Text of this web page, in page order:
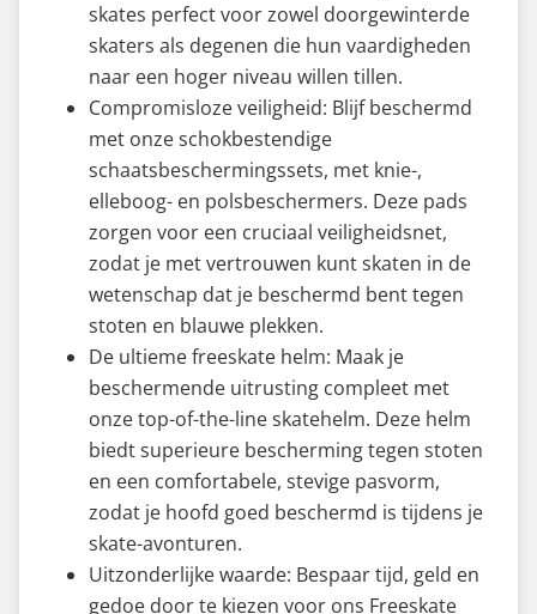
skates perfect voor zowel doorgewinterde
skaters als degenen die hun vaardigheden
naar een hoger niveau willen tillen.
Compromisloze veiligheid: Blijf beschermd
met onze schokbestendige
schaatsbeschermingssets, met knie-,
elleboog- en polsbeschermers. Deze pads
zorgen voor een cruciaal veiligheidsnet,
zodat je met vertrouwen kunt skaten in de
wetenschap dat je beschermd bent tegen
stoten en blauwe plekken.
De ultieme freeskate helm: Maak je
beschermende uitrusting compleet met
onze top-of-the-line skatehelm. Deze helm
biedt superieure bescherming tegen stoten
en een comfortabele, stevige pasvorm,
zodat je hoofd goed beschermd is tijdens je
skate-avonturen.
Uitzonderlijke waarde: Bespaar tijd, geld en
gedoe door te kiezen voor ons Freeskate